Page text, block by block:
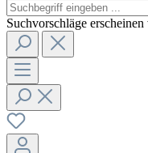
Suchvorschläge